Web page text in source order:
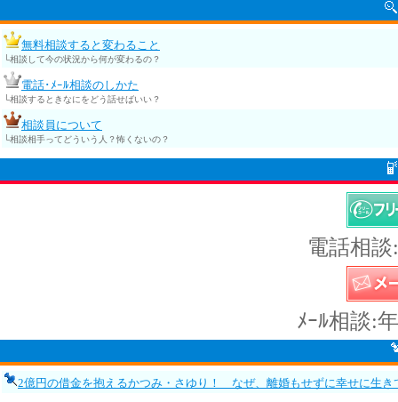
無料相談すると変わること
└相談して今の状況から何が変わるの？
電話･ﾒｰﾙ相談のしかた
└相談するときなにをどう話せばいい？
相談員について
└相談相手ってどういう人？怖くないの？
電話相
ﾒｰﾙ相談:
2億円の借金を抱えるかつみ・さゆり！ なぜ、離婚もせずに幸せに生き